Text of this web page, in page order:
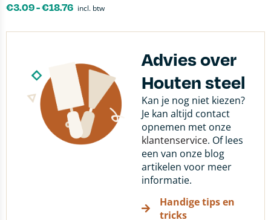
€3.09-€18.76 incl. btw
Advies over
Houten steel
Kan je nog niet kiezen?
Je kan altijd contact
opnemen met onze
klantenservice. Of lees
een van onze blog
artikelen voor meer
informatie.
Handige tips en
tricks